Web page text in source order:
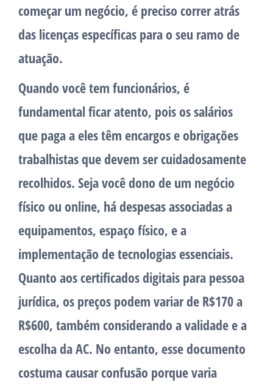
começar um negócio, é preciso correr atrás
das licenças específicas para o seu ramo de
atuação.
Quando você tem funcionários, é
fundamental ficar atento, pois os salários
que paga a eles têm encargos e obrigações
trabalhistas que devem ser cuidadosamente
recolhidos. Seja você dono de um negócio
físico ou online, há despesas associadas a
equipamentos, espaço físico, e a
implementação de tecnologias essenciais.
Quanto aos certificados digitais para pessoa
jurídica, os preços podem variar de R$170 a
R$600, também considerando a validade e a
escolha da AC. No entanto, esse documento
costuma causar confusão porque varia